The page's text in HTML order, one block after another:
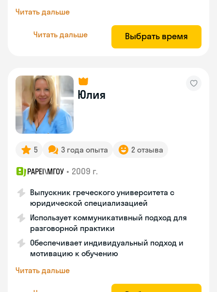
Читать дальше
Читать дальше Выбрать время
Юлия
5 3 года опыта 2 отзыва
PAPEI\MГОУ • 2009 г.
Выпускник греческого университета с
юридической специализацией
Использует коммуникативный подход для
разговорной практики
Обеспечивает индивидуальный подход и
мотивацию к обучению
Читать дальше